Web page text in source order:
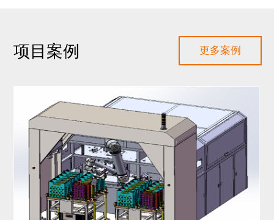
项目案例 更多案例